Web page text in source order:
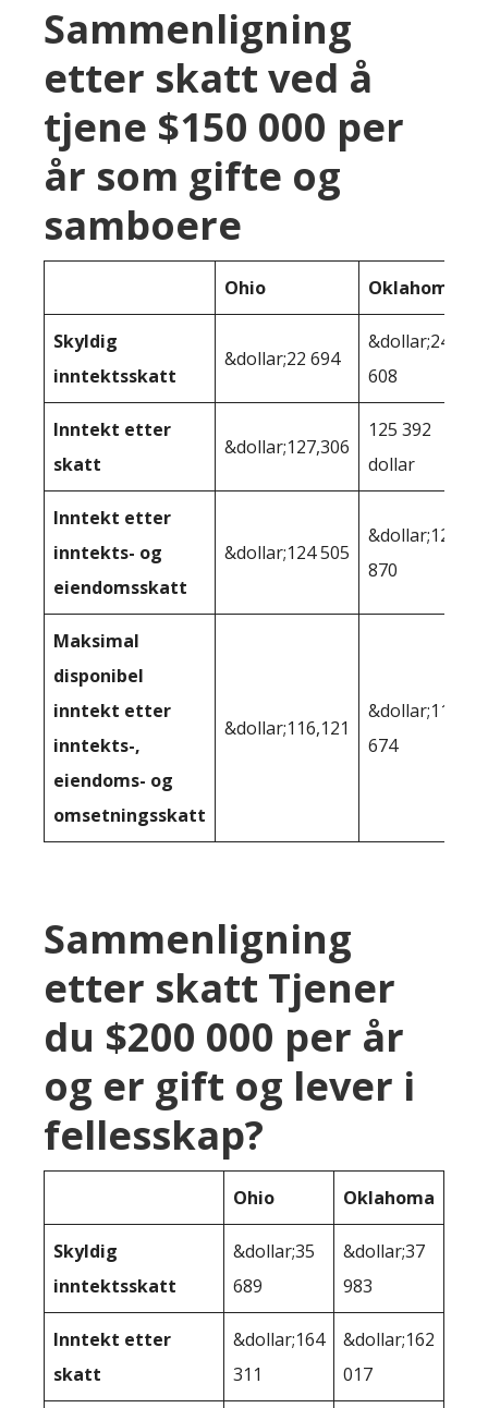
Sammenligning
etter skatt ved å
tjene $150 000 per
år som gifte og
samboere
Ohio Oklahoma
Skyldig
inntektsskatt
&dollar;22 694
&dollar;24
608
Inntekt etter
skatt
&dollar;127,306
125 392
dollar
Inntekt etter
inntekts- og
eiendomsskatt
&dollar;124 505
&dollar;123
870
Maksimal
disponibel
inntekt etter
inntekts-,
eiendoms- og
omsetningsskatt
&dollar;116,121
&dollar;113
674
Sammenligning
etter skatt Tjener
du $200 000 per år
og er gift og lever i
fellesskap?
Ohio Oklahoma
Skyldig
inntektsskatt
&dollar;35
689
&dollar;37
983
Inntekt etter
skatt
&dollar;164
311
&dollar;162
017